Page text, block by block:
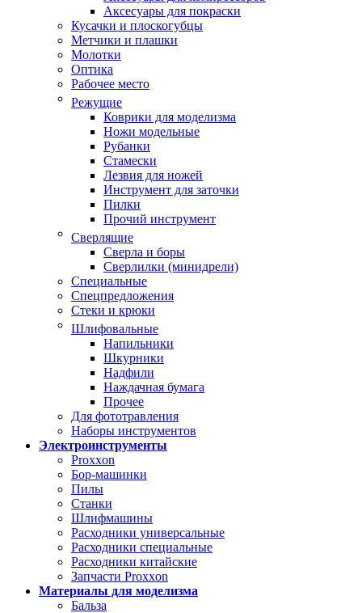
Аксесуары для покраски
Кусачки и плоскогубцы
Метчики и плашки
Молотки
Оптика
Рабочее место
Режущие
Коврики для моделизма
Ножи модельные
Рубанки
Стамески
Лезвия для ножей
Инструмент для заточки
Пилки
Прочий инструмент
Сверлящие
Сверла и боры
Сверлилки (минидрели)
Специальные
Спецпредложения
Стеки и крюки
Шлифовальные
Напильники
Шкурники
Надфили
Наждачная бумага
Прочее
Для фототравления
Наборы инструментов
Электроинструменты
Proxxon
Бор-машинки
Пилы
Станки
Шлифмашины
Расходники универсальные
Расходники специальные
Расходники китайские
Запчасти Proxxon
Материалы для моделизма
Бальза